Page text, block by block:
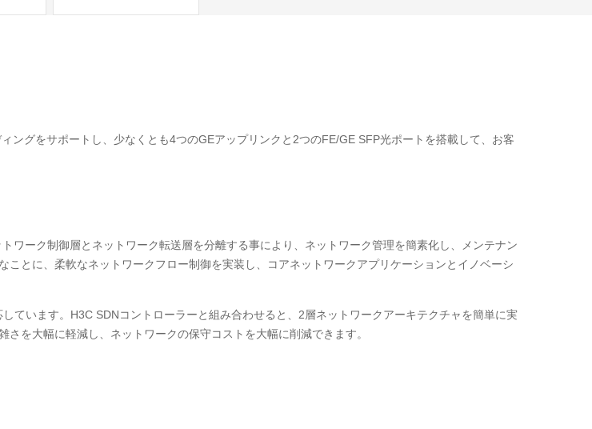
ポート、4×100 / 1000BASE-X SFP（コンボ）ポート。
ングをサポートし、少なくとも4つのGEアップリンクと2つのFE/GE SFP光ポートを搭載して、お客
ワーク制御層とネットワーク転送層を分離する事により、ネットワーク管理を簡素化し、メンテナン
とに、柔軟なネットワークフロー制御を実装し、コアネットワークアプリケーションとイノベーシ
ています。H3C SDNコントローラーと組み合わせると、2層ネットワークアーキテクチャを簡単に実
を大幅に軽減し、ネットワークの保守コストを大幅に削減できます。